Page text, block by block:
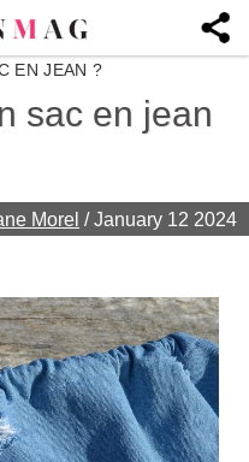
EN JEAN ?
sac en jean
Morel /January 12 2024